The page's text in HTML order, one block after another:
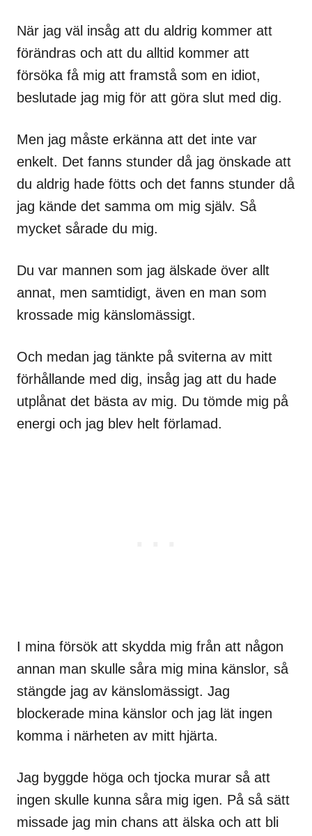
När jag väl insåg att du aldrig kommer att
förändras och att du alltid kommer att
försöka få mig att framstå som en idiot,
beslutade jag mig för att göra slut med dig.
Men jag måste erkänna att det inte var
enkelt. Det fanns stunder då jag önskade att
du aldrig hade fötts och det fanns stunder då
jag kände det samma om mig själv. Så
mycket sårade du mig.
Du var mannen som jag älskade över allt
annat, men samtidigt, även en man som
krossade mig känslomässigt.
Och medan jag tänkte på sviterna av mitt
förhållande med dig, insåg jag att du hade
utplånat det bästa av mig. Du tömde mig på
energi och jag blev helt förlamad.
I mina försök att skydda mig från att någon
annan man skulle såra mig mina känslor, så
stängde jag av känslomässigt. Jag
blockerade mina känslor och jag lät ingen
komma i närheten av mitt hjärta.
Jag byggde höga och tjocka murar så att
ingen skulle kunna såra mig igen. På så sätt
missade jag min chans att älska och att bli